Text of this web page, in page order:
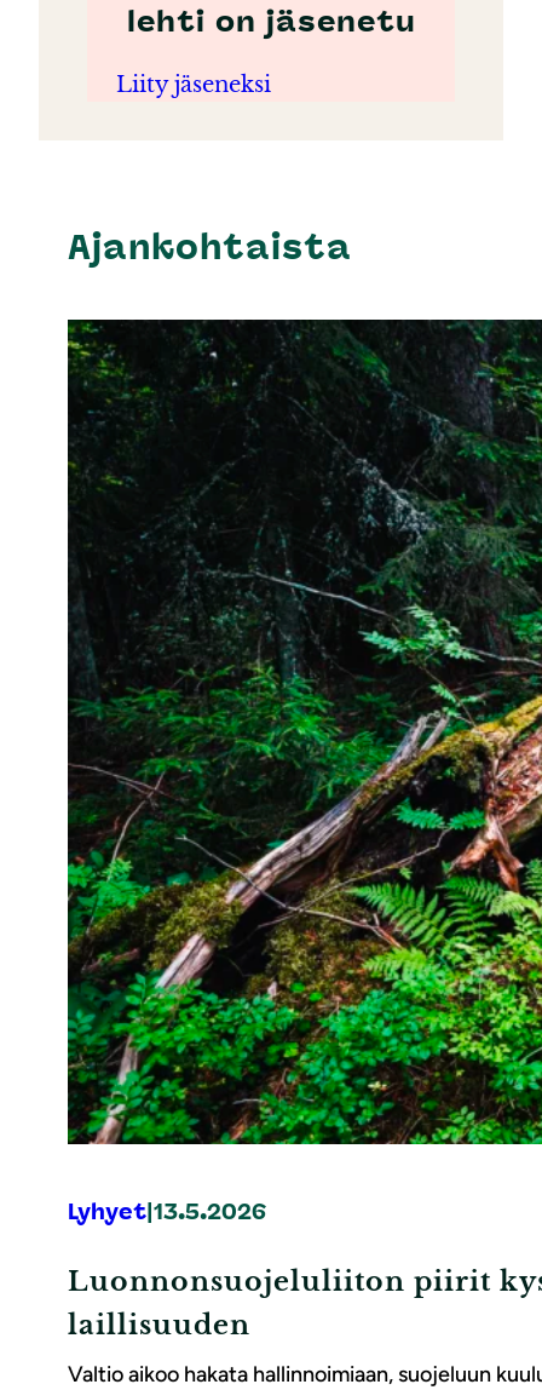
lehti on jäsenetu
Liity jäseneksi
Ajankohtaista
Lyhyet 13.5.2026
Luonnonsuojeluliiton piirit
laillisuuden
Valtio aikoo hakata hallinnoimiaan, suojeluun